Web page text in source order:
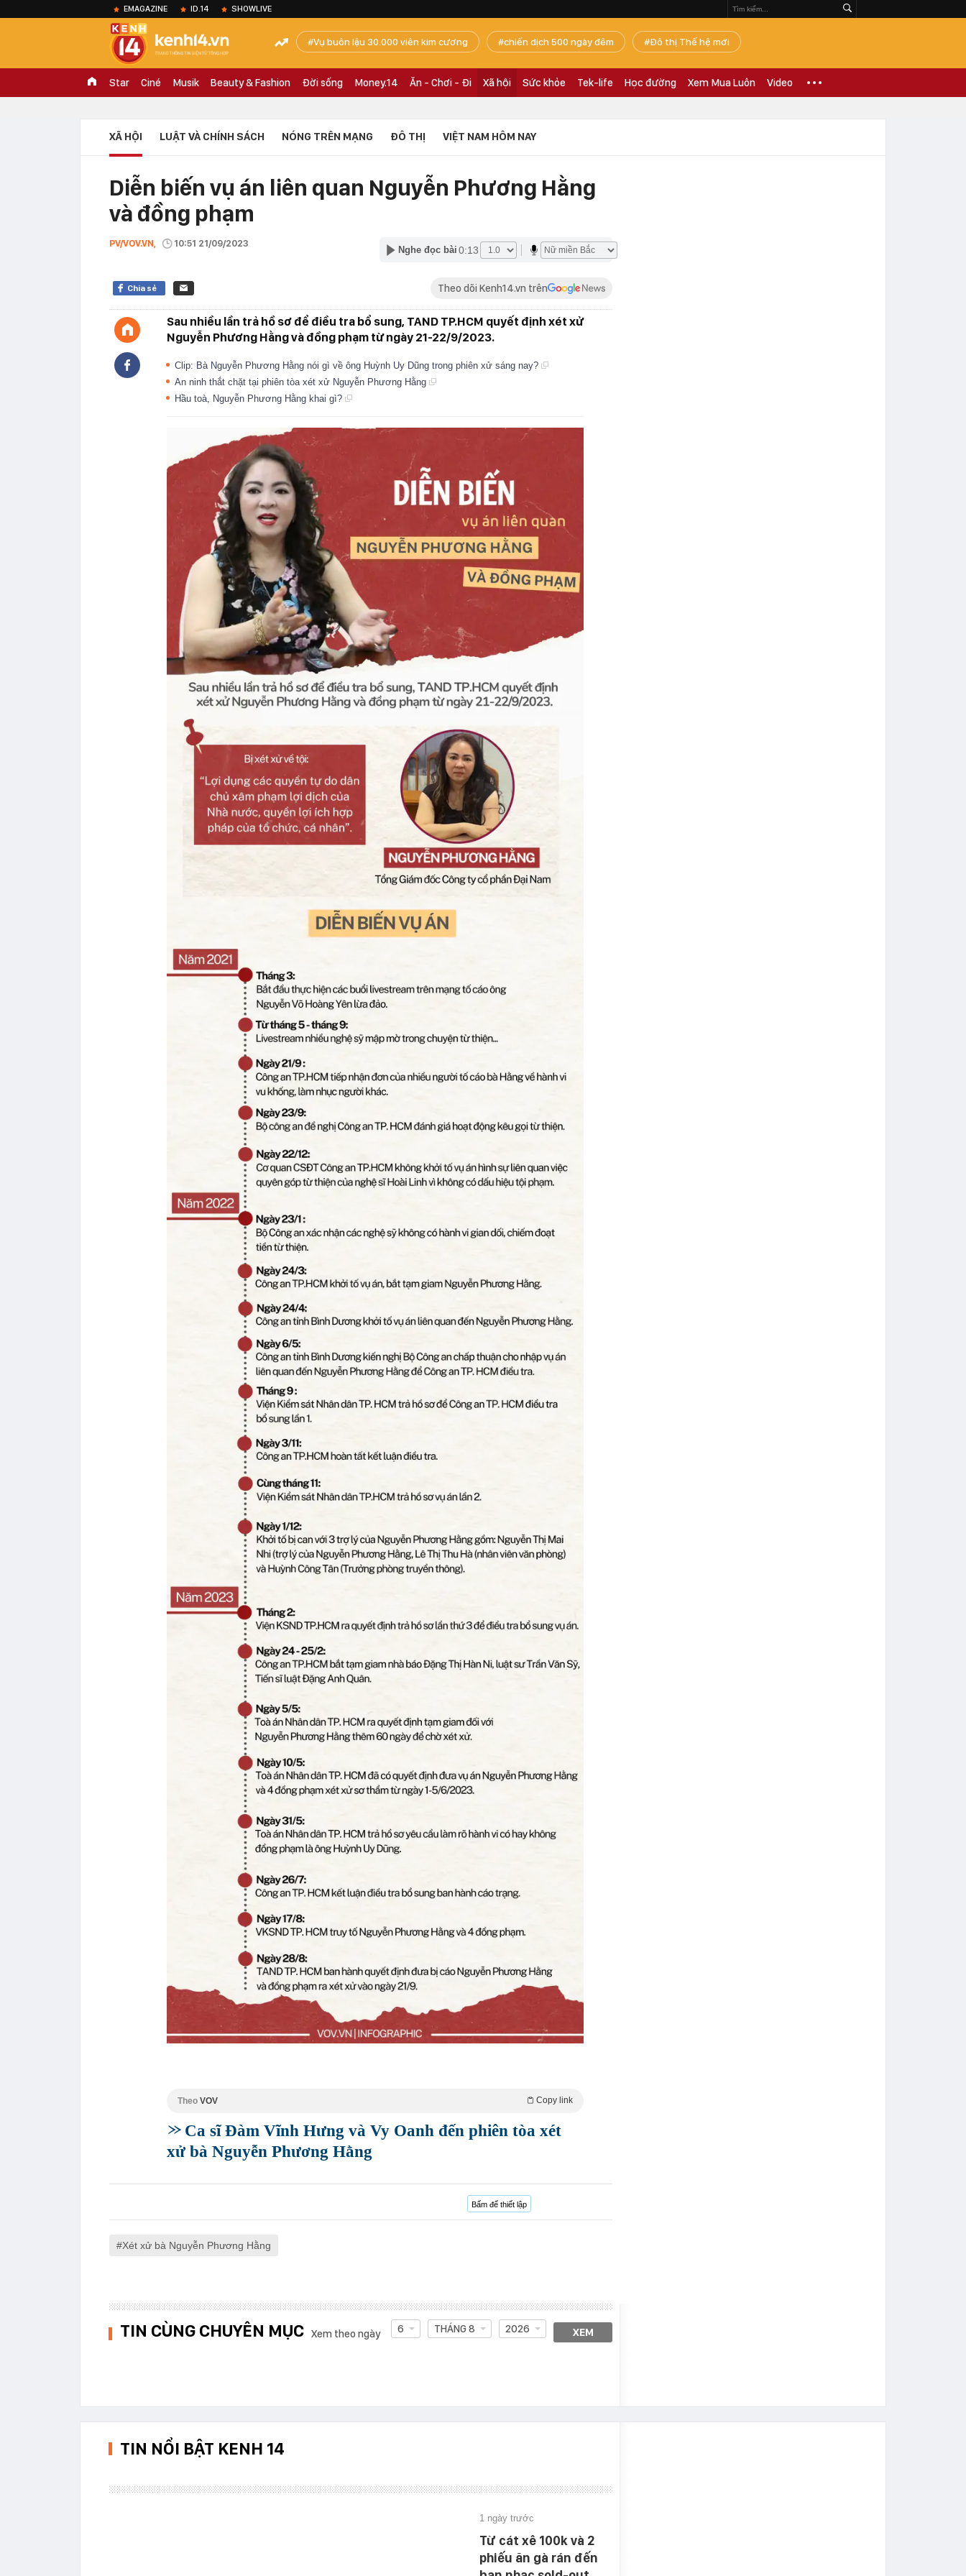
EMAGAZINE ID.14 SHOWLIVE
Vụ buôn lậu 30.000 viên kim cương chiến dịch 500 ngày đêm Đô thị Thế hệ mới
Star Ciné Musik Beauty & Fashion Đời sống Money.14 Ăn - Chơi - Đi Xã hội Sức khỏe Tek-life Học đường Xem Mua Luôn Video
XÃ HỘI LUẬT VÀ CHÍNH SÁCH NÓNG TRÊN MẠNG ĐÔ THỊ VIỆT NAM HÔM NAY
Diễn biến vụ án liên quan Nguyễn Phương Hằng
và đồng phạm
PV/VOV.VN, 10:51 21/09/2023
Nghe đọc bài 0:13
Chia sẻ Theo dõi Kenh14.vn trên
Sau nhiều lần trả hồ sơ để điều tra bổ sung, TAND TP.HCM quyết định xét xử
Nguyễn Phương Hằng và đồng phạm từ ngày 21-22/9/2023.
Clip: Bà Nguyễn Phương Hằng nói gì về ông Huỳnh Uy Dũng trong phiên xử sáng nay?
An ninh thắt chặt tại phiên tòa xét xử Nguyễn Phương Hằng
Hầu toà, Nguyễn Phương Hằng khai gì?
Theo VOV Copy link
Ca sĩ Đàm Vĩnh Hưng và Vy Oanh đến phiên tòa xét
xử bà Nguyễn Phương Hằng
Bấm để thiết lập
Xét xử bà Nguyễn Phương Hằng
TIN CÙNG CHUYÊN MỤC Xem theo ngày 6 THÁNG 8 2026 XEM
TIN NỔI BẬT KENH 14
1 ngày trước
Từ cát xê 100k và 2
phiếu ăn gà rán đến